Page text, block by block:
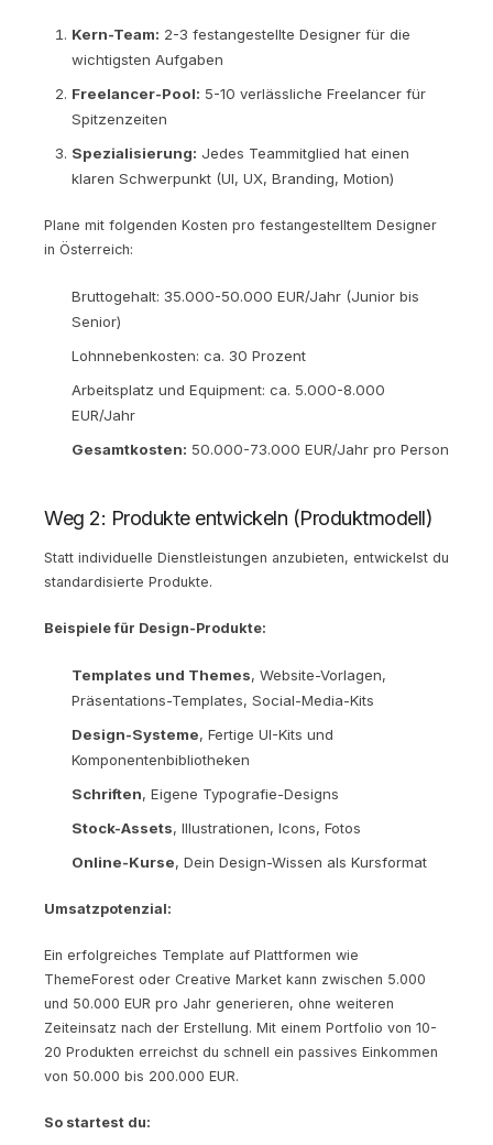
Kern-Team: 2-3 festangestellte Designer für die
wichtigsten Aufgaben
Freelancer-Pool: 5-10 verlässliche Freelancer für
Spitzenzeiten
Spezialisierung: Jedes Teammitglied hat einen
klaren Schwerpunkt (UI, UX, Branding, Motion)
Plane mit folgenden Kosten pro festangestelltem Designer
in Österreich:
Bruttogehalt: 35.000-50.000 EUR/Jahr (Junior bis
Senior)
Lohnnebenkosten: ca. 30 Prozent
Arbeitsplatz und Equipment: ca. 5.000-8.000
EUR/Jahr
Gesamtkosten: 50.000-73.000 EUR/Jahr pro Person
Weg 2: Produkte entwickeln (Produktmodell)
Statt individuelle Dienstleistungen anzubieten, entwickelst du
standardisierte Produkte.
Beispiele für Design-Produkte:
Templates und Themes, Website-Vorlagen,
Präsentations-Templates, Social-Media-Kits
Design-Systeme, Fertige UI-Kits und
Komponentenbibliotheken
Schriften, Eigene Typografie-Designs
Stock-Assets, Illustrationen, Icons, Fotos
Online-Kurse, Dein Design-Wissen als Kursformat
Umsatzpotenzial:
Ein erfolgreiches Template auf Plattformen wie
ThemeForest oder Creative Market kann zwischen 5.000
und 50.000 EUR pro Jahr generieren, ohne weiteren
Zeiteinsatz nach der Erstellung. Mit einem Portfolio von 10-
20 Produkten erreichst du schnell ein passives Einkommen
von 50.000 bis 200.000 EUR.
So startest du: